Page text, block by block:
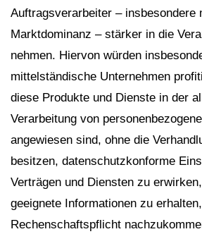
Auftragsverarbeiter – insbesondere
Marktdominanz – stärker in die
nehmen. Hiervon würden
mittelständische Unternehmen
diese Produkte und Dienste in der
Verarbeitung von
angewiesen sind, ohne die
besitzen, datenschutzkonforme
Verträgen und Diensten zu
geeignete Informationen zu
Rechenschaftspflicht